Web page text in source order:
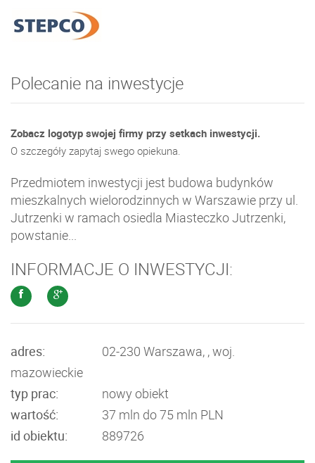
Polecanie na inwestycje
Zobacz logotyp swojej firmy przy setkach inwestycji.
O szczegóły zapytaj swego opiekuna.
Przedmiotem inwestycji jest budowa budynków
mieszkalnych wielorodzinnych w Warszawie przy ul.
Jutrzenki w ramach osiedla Miasteczko Jutrzenki,
powstanie...
INFORMACJE O INWESTYCJI:
adres:
02-230 Warszawa, , woj.
mazowieckie
typ prac:
nowy obiekt
wartość:
37 mln do 75 mln PLN
id obiektu:
889726